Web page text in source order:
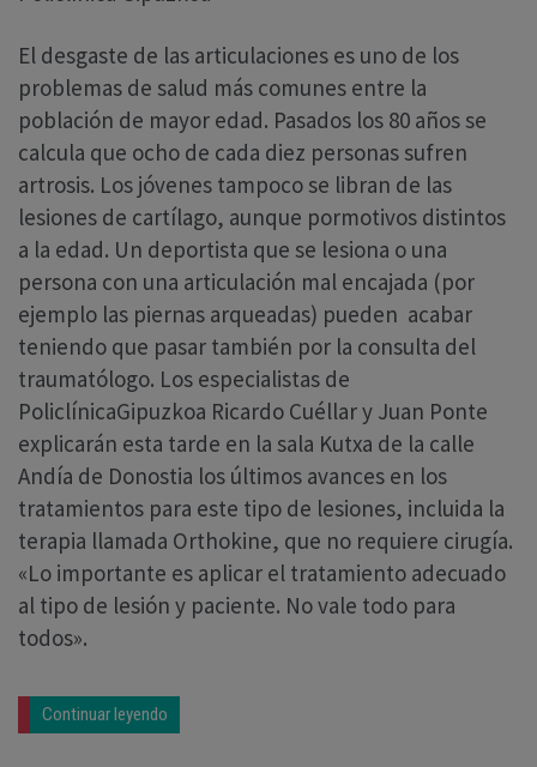
El desgaste de las articulaciones es uno de los
problemas de salud más comunes entre la
población de mayor edad. Pasados los 80 años se
calcula que ocho de cada diez personas sufren
artrosis. Los jóvenes tampoco se libran de las
lesiones de cartílago, aunque pormotivos distintos
a la edad. Un deportista que se lesiona o una
persona con una articulación mal encajada (por
ejemplo las piernas arqueadas) pueden acabar
teniendo que pasar también por la consulta del
traumatólogo. Los especialistas de
PoliclínicaGipuzkoa Ricardo Cuéllar y Juan Ponte
explicarán esta tarde en la sala Kutxa de la calle
Andía de Donostia los últimos avances en los
tratamientos para este tipo de lesiones, incluida la
terapia llamada Orthokine, que no requiere cirugía.
«Lo importante es aplicar el tratamiento adecuado
al tipo de lesión y paciente. No vale todo para
todos».
Continuar leyendo